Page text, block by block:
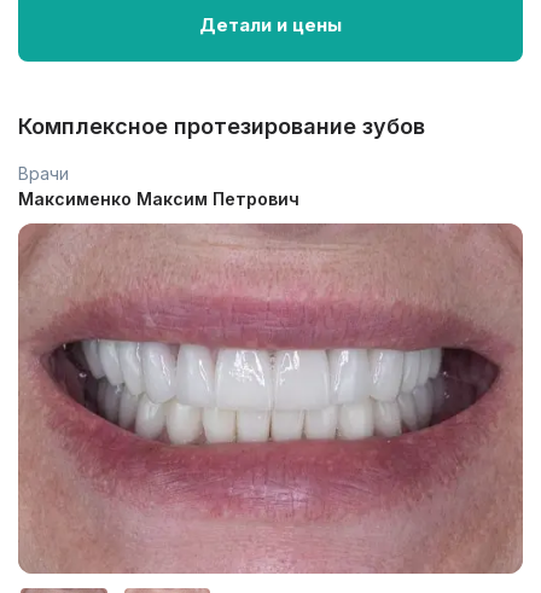
Детали и цены
Комплексное протезирование зубов
Врачи
Максименко Максим Петрович